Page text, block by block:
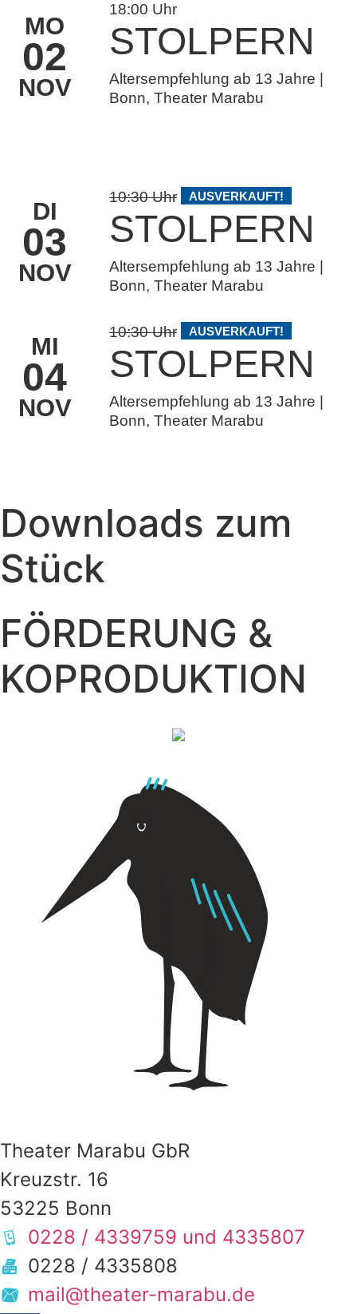
MO
02
NOV
18:00 Uhr
STOLPERN
Altersempfehlung ab 13 Jahre |
Bonn, Theater Marabu
DI
03
NOV
10:30 Uhr AUSVERKAUFT!
STOLPERN
Altersempfehlung ab 13 Jahre |
Bonn, Theater Marabu
MI
04
NOV
10:30 Uhr AUSVERKAUFT!
STOLPERN
Altersempfehlung ab 13 Jahre |
Bonn, Theater Marabu
Downloads zum
Stück
FÖRDERUNG &
KOPRODUKTION
Theater Marabu GbR
Kreuzstr. 16
53225 Bonn
0228 / 433­9759 und 433­5807
0228 / 4335808
mail@theater­-marabu.de